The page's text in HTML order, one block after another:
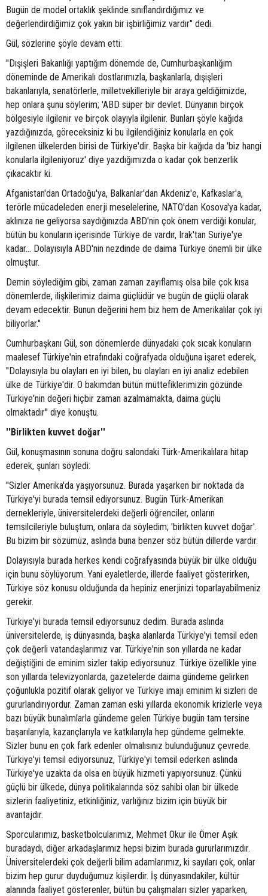
Bugün de model ortaklık şeklinde sınıflandırdığımız ve
değerlendirdiğimiz çok yakın bir işbirliğimiz vardır'' dedi.
Gül, sözlerine şöyle devam etti:
''Dışişleri Bakanlığı yaptığım dönemde de, Cumhurbaşkanlığım
döneminde de Amerikalı dostlarımızla, başkanlarla, dışişleri
bakanlarıyla, senatörlerle, milletvekilleriyle bir araya geldiğimizde,
hep onlara şunu söylerim; 'ABD süper bir devlet. Dünyanın birçok
bölgesiyle ilgilenir ve birçok olayıyla ilgilenir. Bunları şöyle kağıda
yazdığınızda, göreceksiniz ki bu ilgilendiğiniz konularla en çok
ilgilenen ülkelerden birisi de Türkiye'dir. Başka bir kağıda da 'biz hangi
konularla ilgileniyoruz' diye yazdığımızda o kadar çok benzerlik
çıkacaktır ki.
Afganistan'dan Ortadoğu'ya, Balkanlar'dan Akdeniz'e, Kafkaslar'a,
terörle mücadeleden enerji meselelerine, NATO'dan Kosova'ya kadar,
aklınıza ne geliyorsa saydığınızda ABD'nin çok önem verdiği konular,
bütün bu konuların içerisinde Türkiye de vardır, Irak'tan Suriye'ye
kadar... Dolayısıyla ABD'nin nezdinde de daima Türkiye önemli bir ülke
olmuştur.
Demin söylediğim gibi, zaman zaman zayıflamış olsa bile çok kısa
dönemlerde, ilişkilerimiz daima güçlüdür ve bugün de güçlü olarak
devam edecektir. Bunun değerini hem biz hem de Amerikalılar çok iyi
biliyorlar.''
Cumhurbaşkanı Gül, son dönemlerde dünyadaki çok sıcak konuların
maalesef Türkiye'nin etrafındaki coğrafyada olduğuna işaret ederek,
''Dolayısıyla bu olayları en iyi bilen, bu olayları en iyi analiz edebilen
ülke de Türkiye'dir. O bakımdan bütün müttefiklerimizin gözünde
Türkiye'nin değeri hiçbir zaman azalmamakta, daima güçlü
olmaktadır'' diye konuştu.
''Birlikten kuvvet doğar''
Gül, konuşmasının sonuna doğru salondaki Türk-Amerikalılara hitap
ederek, şunları söyledi:
''Sizler Amerika'da yaşıyorsunuz. Burada yaşarken bir noktada da
Türkiye'yi burada temsil ediyorsunuz. Bugün Türk-Amerikan
dernekleriyle, üniversitelerdeki değerli öğrenciler, onların
temsilcileriyle buluştum, onlara da söyledim; 'birlikten kuvvet doğar'.
Bu bizim bir sözümüz, aslında buna benzer söz bütün dillerde vardır.
Dolayısıyla burada herkes kendi coğrafyasında büyük bir ülke olduğu
için bunu söylüyorum. Yani eyaletlerde, illerde faaliyet gösterirken,
Türkiye söz konusu olduğunda da hepiniz enerjinizi toparlayabilmeniz
gerekir.
Türkiye'yi burada temsil ediyorsunuz dedim. Burada aslında
üniversitelerde, iş dünyasında, başka alanlarda Türkiye'yi temsil eden
çok değerli vatandaşlarımız var. Türkiye'nin son yıllarda ne kadar
değiştiğini de eminim sizler takip ediyorsunuz. Türkiye özellikle yine
son yıllarda televizyonlarda, gazetelerde daima gündeme gelirken
çoğunlukla pozitif olarak geliyor ve Türkiye imajı eminim ki sizleri de
gururlandırıyordur. Zaman zaman eski yıllarda ekonomik krizlerle veya
bazı büyük bunalımlarla gündeme gelen Türkiye bugün tam tersine
başarılarıyla, kazançlarıyla ve katkılarıyla hep gündeme gelmekte.
Sizler bunu en çok fark edenler olmalısınız bulunduğunuz çevrede.
Türkiye'yi temsil ediyorsunuz, Türkiye'yi temsil ederken aslında
Türkiye'ye uzakta da olsa en büyük hizmeti yapıyorsunuz. Çünkü
güçlü bir ülkede, dünya politikalarında söz sahibi olan bir ülkede
sizlerin faaliyetiniz, etkinliğiniz, varlığınız bizim için büyük bir
avantajdır.
Sporcularımız, basketbolcularımız, Mehmet Okur ile Ömer Aşık
buradaydı, diğer arkadaşlarımız hepsi bizim burada gururlarımızdır.
Üniversitelerdeki çok değerli bilim adamlarımız, ki sayıları çok, onlar
bizim hep gurur duyduğumuz kişilerdir. İş dünyasındakiler, kültür
alanında faaliyet gösterenler, bütün bu çalışmaları sizler yaparken,